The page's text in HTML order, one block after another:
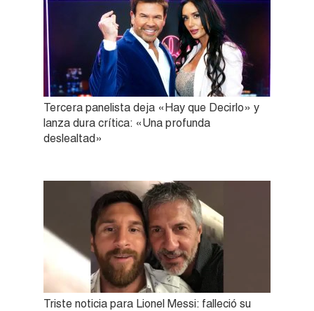
Tercera panelista deja «Hay que Decirlo» y
lanza dura crítica: «Una profunda
deslealtad»
Triste noticia para Lionel Messi: falleció su